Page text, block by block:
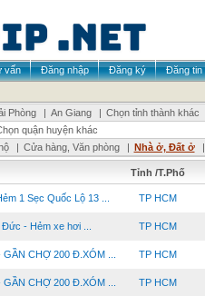
vấn Đăng nhập Đăng ký
Đăng tin
Phòng | An Giang | Chọn tỉnh thành khác
quận huyện khác
| Cửa hàng, Văn phòng | Nhà ở, Đất ở |
Tỉnh /T.Phố
1 Sẹc Quốc Lộ 13 ... TP HCM
- Hẻm xe hơi ... TP HCM
CHỢ 200 Đ.XÓM ... TP HCM
CHỢ 200 Đ.XÓM ... TP HCM